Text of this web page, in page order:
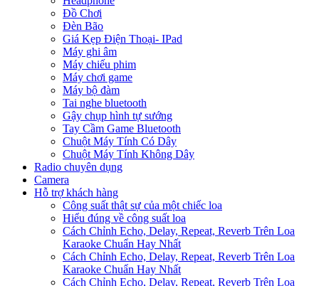
Đồ Chơi
Đèn Bão
Giá Kẹp Điện Thoại- IPad
Máy ghi âm
Máy chiếu phim
Máy chơi game
Máy bộ đàm
Tai nghe bluetooth
Gậy chụp hình tự sướng
Tay Cầm Game Bluetooth
Chuột Máy Tính Có Dây
Chuột Máy Tính Không Dây
Radio chuyên dụng
Camera
Hỗ trợ khách hàng
Công suất thật sự của một chiếc loa
Hiểu đúng về công suất loa
Cách Chỉnh Echo, Delay, Repeat, Reverb Trên Loa
Karaoke Chuẩn Hay Nhất
Cách Chỉnh Echo, Delay, Repeat, Reverb Trên Loa
Karaoke Chuẩn Hay Nhất
Cách Chỉnh Echo, Delay, Repeat, Reverb Trên Loa